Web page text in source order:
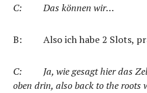
C: Das können wir…
B: Also ich habe 2 Slots,
C:
Ja, wie gesagt hier das
oben drin, also back to the roots